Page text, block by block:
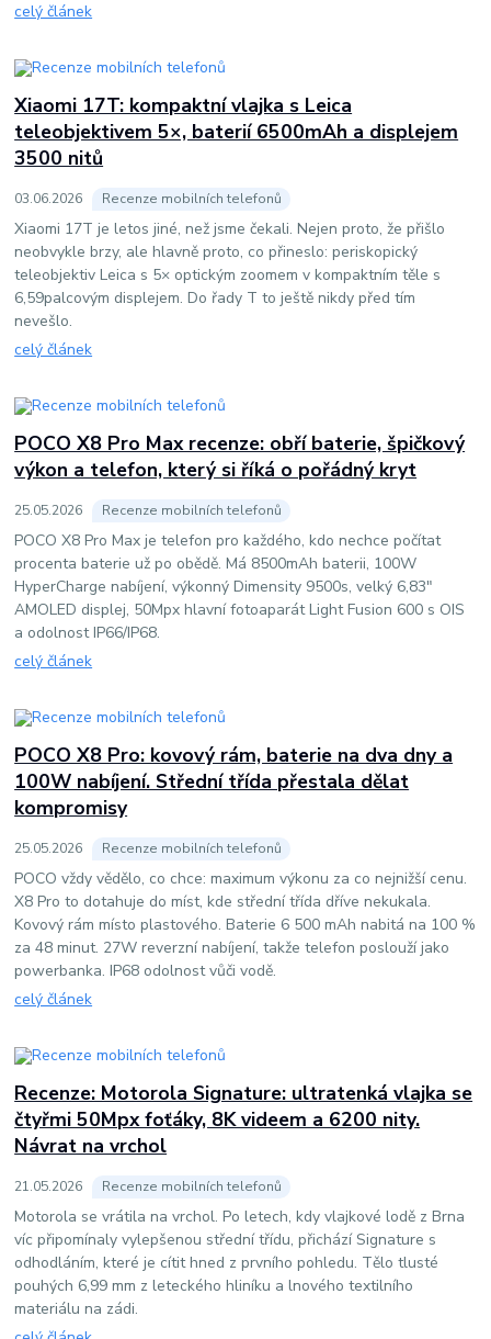
celý článek
Xiaomi 17T: kompaktní vlajka s Leica
teleobjektivem 5×, baterií 6500mAh a displejem
3500 nitů
03.06.2026 Recenze mobilních telefonů
Xiaomi 17T je letos jiné, než jsme čekali. Nejen proto, že přišlo
neobvykle brzy, ale hlavně proto, co přineslo: periskopický
teleobjektiv Leica s 5× optickým zoomem v kompaktním těle s
6,59palcovým displejem. Do řady T to ještě nikdy před tím
nevešlo.
celý článek
POCO X8 Pro Max recenze: obří baterie, špičkový
výkon a telefon, který si říká o pořádný kryt
25.05.2026 Recenze mobilních telefonů
POCO X8 Pro Max je telefon pro každého, kdo nechce počítat
procenta baterie už po obědě. Má 8500mAh baterii, 100W
HyperCharge nabíjení, výkonný Dimensity 9500s, velký 6,83"
AMOLED displej, 50Mpx hlavní fotoaparát Light Fusion 600 s OIS
a odolnost IP66/IP68.
celý článek
POCO X8 Pro: kovový rám, baterie na dva dny a
100W nabíjení. Střední třída přestala dělat
kompromisy
25.05.2026 Recenze mobilních telefonů
POCO vždy vědělo, co chce: maximum výkonu za co nejnižší cenu.
X8 Pro to dotahuje do míst, kde střední třída dříve nekukala.
Kovový rám místo plastového. Baterie 6 500 mAh nabitá na 100 %
za 48 minut. 27W reverzní nabíjení, takže telefon poslouží jako
powerbanka. IP68 odolnost vůči vodě.
celý článek
Recenze: Motorola Signature: ultratenká vlajka se
čtyřmi 50Mpx foťáky, 8K videem a 6200 nity.
Návrat na vrchol
21.05.2026 Recenze mobilních telefonů
Motorola se vrátila na vrchol. Po letech, kdy vlajkové lodě z Brna
víc připomínaly vylepšenou střední třídu, přichází Signature s
odhodláním, které je cítit hned z prvního pohledu. Tělo tlusté
pouhých 6,99 mm z leteckého hliníku a lnového textilního
materiálu na zádi.